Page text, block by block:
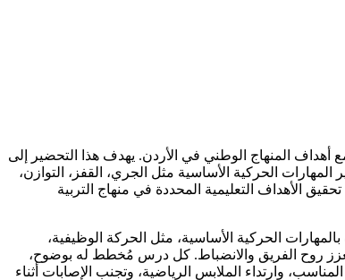
المنهاج الوطني في الأردن. يهدف هذا التحضير إلى
الحركية الأساسية مثل الجري، القفز، التوازن،
الأهداف التعليمية المحددة في منهاج التربية
الحركية الأساسية، مثل الحركة الوظيفية،
روح الفريق والانضباط. كل درس مُخطط له بوضوح،
وارتداء الملابس الرياضية، وتجنب الإصابات أثناء